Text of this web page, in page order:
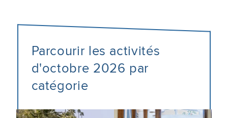
Parcourir les activités
d'octobre 2026 par
catégorie